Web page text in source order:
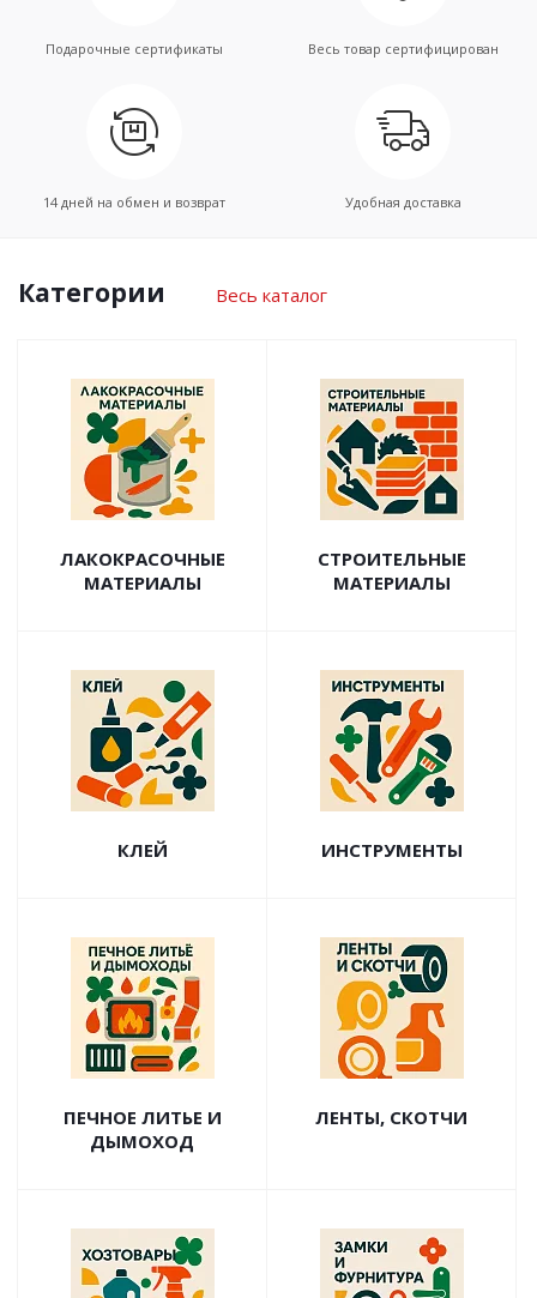
Подарочные сертификаты Весь товар сертифицирован
14 дней на обмен и возврат Удобная доставка
Категории Весь каталог
ЛАКОКРАСОЧНЫЕ
МАТЕРИАЛЫ
СТРОИТЕЛЬНЫЕ
МАТЕРИАЛЫ
КЛЕЙ ИНСТРУМЕНТЫ
ПЕЧНОЕ ЛИТЬЕ И
ДЫМОХОД
ЛЕНТЫ, СКОТЧИ